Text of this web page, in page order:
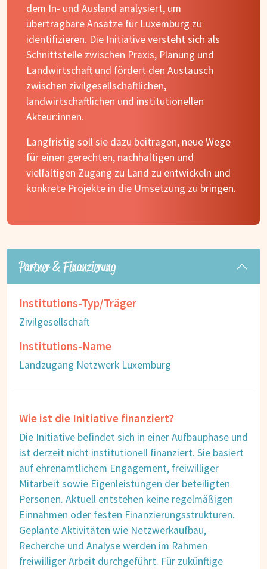
dem In- und Ausland analysiert, um
übertragbare Ansätze für Luxemburg zu
identifizieren. Die Initiative versteht sich als
Schnittstelle zwischen Praxis, Planung und
Landwirtschaft und fördert den Austausch
zwischen zivilgesellschaftlichen,
landwirtschaftlichen und institutionellen
Akteur:innen.
Langfristig soll sie dazu beitragen, neue Wege
für einen gerechten, nachhaltigen und
vielfältigen Zugang zu Land zu entwickeln und
konkrete Projekte in die Umsetzung zu bringen.
Partner & Finanzierung
Institutions-Typ/Träger
Zivilgesellschaft
Institutions-Name
Landzugang Netzwerk Luxemburg
Wie ist die Initiative finanziert?
Die Initiative befindet sich in einer Aufbauphase und
ist derzeit nicht institutionell finanziert. Sie basiert
auf ehrenamtlichem Engagement, freiwilliger
Mitarbeit sowie Eigenleistungen der beteiligten
Personen. Aktuell entstehen keine regelmäßigen
Einnahmen oder festen Finanzierungsstrukturen.
Geplante Aktivitäten wie Netzwerkaufbau,
Recherche und Analyse werden im Rahmen
freiwilliger Arbeit durchgeführt. Für zukünftige